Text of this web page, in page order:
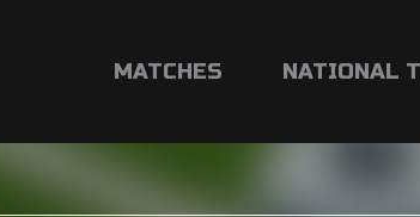
MATCHES NATIONAL